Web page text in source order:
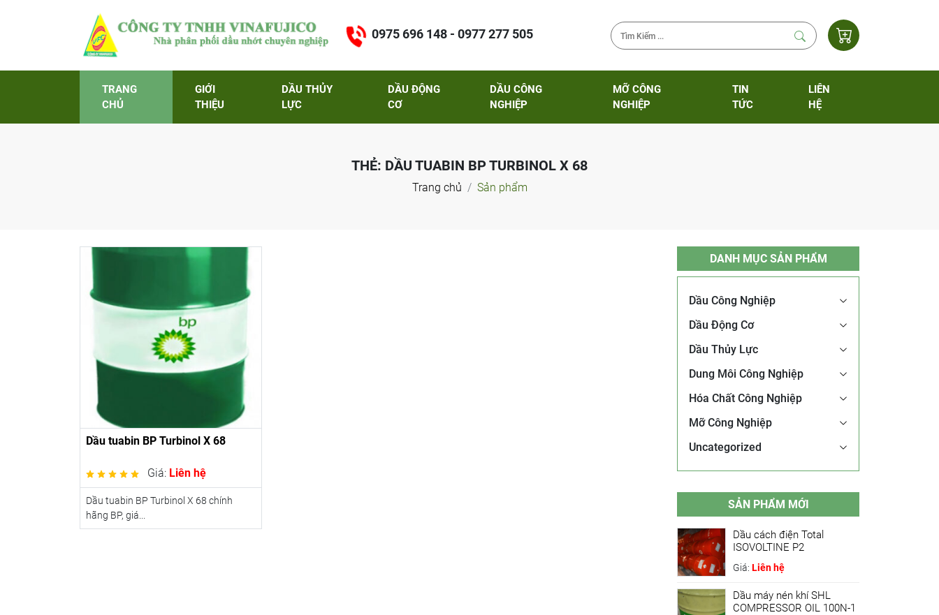
0975 696 148 - 0977 277 505
TRANG
CHỦ
GIỚI
THIỆU
DẦU THỦY
LỰC
DẦU ĐỘNG
CƠ
DẦU CÔNG
NGHIỆP
MỠ CÔNG
NGHIỆP
TIN
TỨC
LIÊN
HỆ
THẺ: DẦU TUABIN BP TURBINOL X 68
Trang chủ Sản phẩm
Dầu tuabin BP Turbinol X 68
Giá: Liên hệ
Dầu tuabin BP Turbinol X 68 chính
hãng BP, giá...
DANH MỤC SẢN PHẨM
Dầu Công Nghiệp
Dầu Động Cơ
Dầu Thủy Lực
Dung Môi Công Nghiệp
Hóa Chất Công Nghiệp
Mỡ Công Nghiệp
Uncategorized
SẢN PHẨM MỚI
Dầu cách điện Total
ISOVOLTINE P2
Giá: Liên hệ
Dầu máy nén khí SHL
COMPRESSOR OIL 100N-1